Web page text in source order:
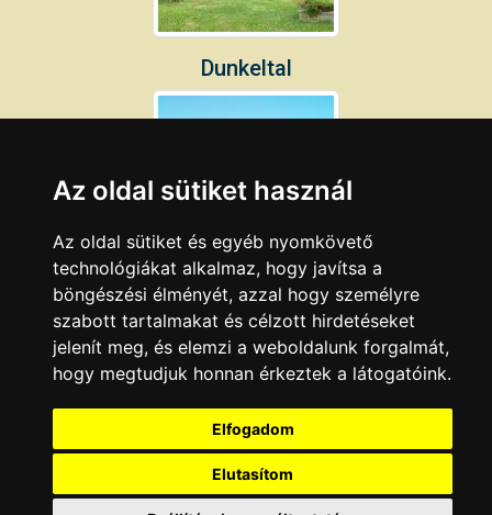
Dunkeltal
Várhegy (Burg-Berg)
KAPCSOLAT|HIRDETÉS
Az oldal sütiket használ
Az oldal sütiket és egyéb nyomkövető
technológiákat alkalmaz, hogy javítsa a
böngészési élményét, azzal hogy személyre
szabott tartalmakat és célzott hirdetéseket
jelenít meg, és elemzi a weboldalunk forgalmát,
hogy megtudjuk honnan érkeztek a látogatóink.
Elfogadom
Elutasítom